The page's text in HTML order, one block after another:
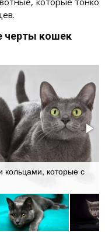
черты кошек
кольцами, которые с